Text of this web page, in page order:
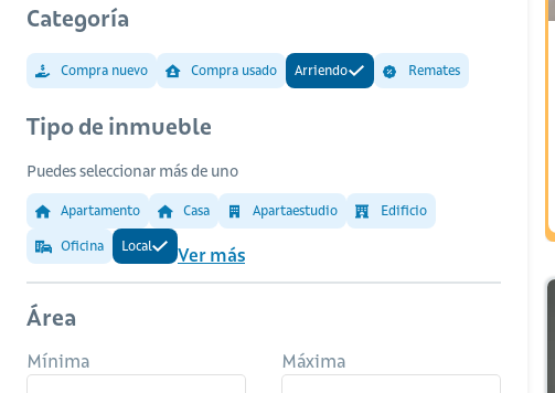
Categoría
Compra nuevo Compra usado Arriendo Remates
Tipo de inmueble
Puedes seleccionar más de uno
Apartamento Casa Apartaestudio Edificio
Oficina Local Ver más
Área
Mínima Máxima